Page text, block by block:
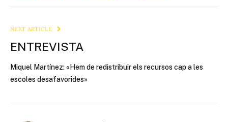
NEXT ARTICLE
ENTREVISTA
Miquel Martínez: «Hem de redistribuir els recursos cap a les
escoles desafavorides»